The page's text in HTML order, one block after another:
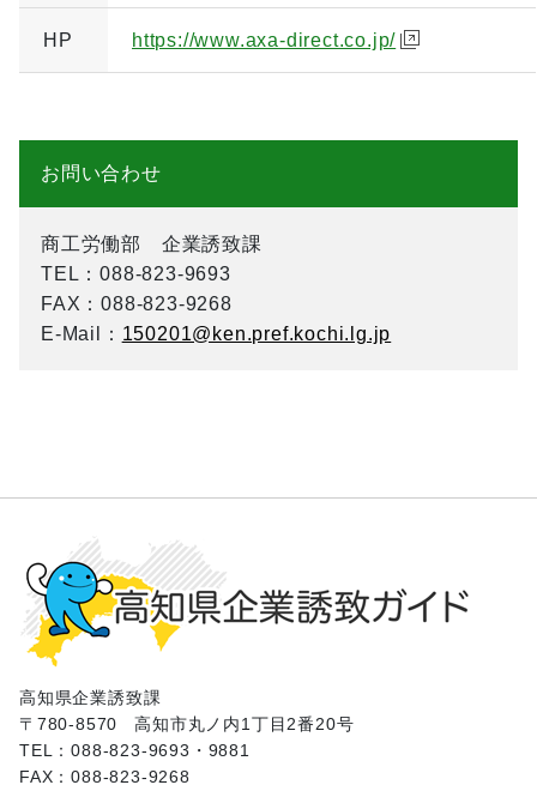
HP https://www.axa-direct.co.jp/
お問い合わせ
商工労働部 企業誘致課
TEL ：088-823-9693
FAX ：088-823-9268
E-Mail
： 150201@ken.pref.kochi.lg.jp
高知県企業誘致課
〒780-8570
高知市丸ノ内1丁目2番20号
TEL：088-823-9693・9881
FAX：088-823-9268